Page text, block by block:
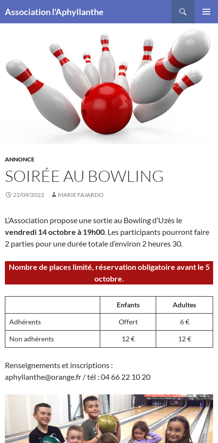
Association l'Aphyllanthe
ANNONCE
SOIRÉE AU BOWLING
22/09/2022 MARIE FAJARDO
L’Association propose une sortie au Bowling d’Uzès le
vendredi 14 octobre à 19h00. Les participants pourront faire
2 parties pour une durée totale d’environ 2 heures 30.
Nombre de places limité, réservation obligatoire avant le 5
octobre.
Enfants Adultes
Adhérents Offert 6 €
Non adhérents 12 € 12 €
Renseignements et inscriptions :
aphyllanthe@orange.fr / tél : 04 66 22 10 20